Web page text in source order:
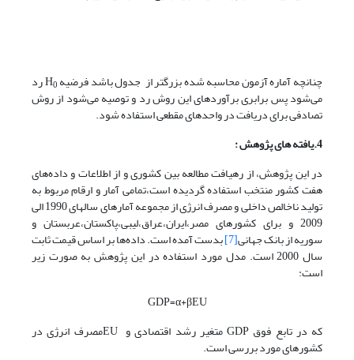
چنانچه آماره آزمون محاسبه شده بزرگتر از جدول باشد فرضیه H 0 رد
می‌شود پس برابری برآوردهای این روش رد و توصیه می‌شود از روش
تصادفی برای دریافت در واحدهای مقطعی استفاده شود.
4.یافته های پژوهش :
در این پژوهش، از رهیافت مطالعه بین کشوری و از اطلاعات و داده‌های
هفت کشور منتخب استفاده گردیده است،تمامی آمار و ارقام مربوط به
تولید ناخالص داخلی و مصرف انرژی از مجموعه آمارهای سالهای 1990 الی
2009 و برای کشورهای مصر،ایران،عراق،لیبی،پاکستان،عربستان و
سوریه از بانک جهانی[7] بدست آمده است. داده‌ها بر اساس قیمت ثابت
سال 2000 است. مدل مورد استفاده در این پژوهش به صورت زیر
است:
GDP=α+βEU
که در تابع فوق GDP متغیر رشد اقتصادی و EUمصرف انرژی در
کشورهای مورد بررسی است.